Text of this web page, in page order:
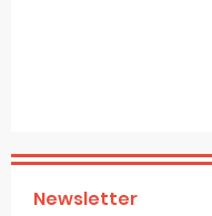
Newsletter